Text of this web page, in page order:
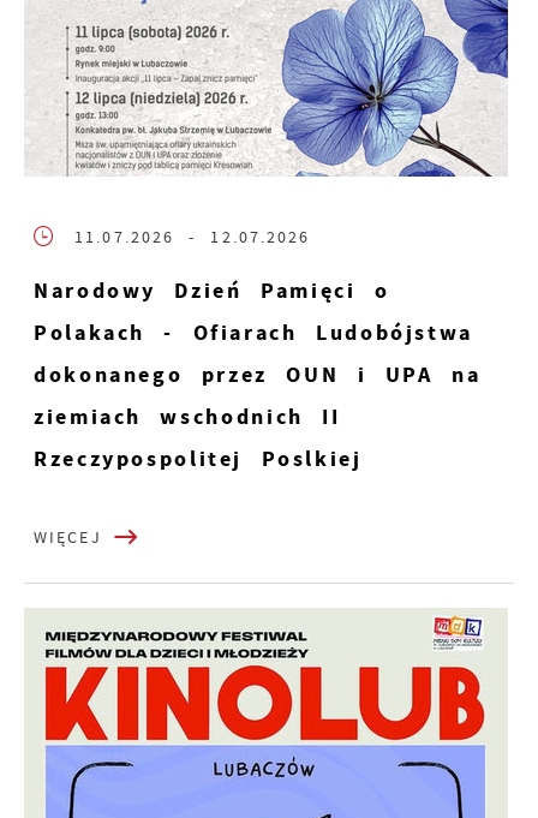
11.07.2026 - 12.07.2026
Narodowy Dzień Pamięci o
Polakach - Ofiarach Ludobójstwa
dokonanego przez OUN i UPA na
ziemiach wschodnich II
Rzeczypospolitej Poslkiej
WIĘCEJ